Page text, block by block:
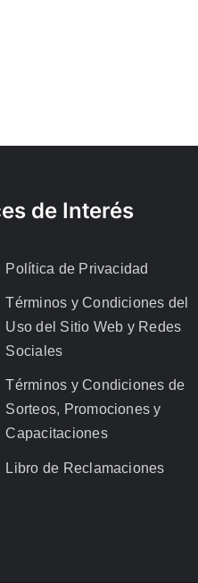
de Interés
Política de Privacidad
Términos y Condiciones del
Uso del Sitio Web y Redes
Sociales
Términos y Condiciones de
Sorteos, Promociones y
Capacitaciones
Libro de Reclamaciones